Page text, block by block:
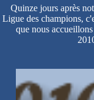
Quinze jours après
Ligue des champions,
que nous